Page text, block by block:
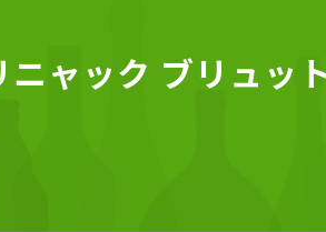
ニャック ブリュ